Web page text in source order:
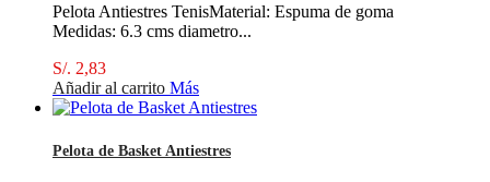
Pelota Antiestres TenisMaterial: Espuma de goma
Medidas: 6.3 cms diametro...
S/. 2,83
Añadir al carrito Más
Pelota de Basket Antiestres